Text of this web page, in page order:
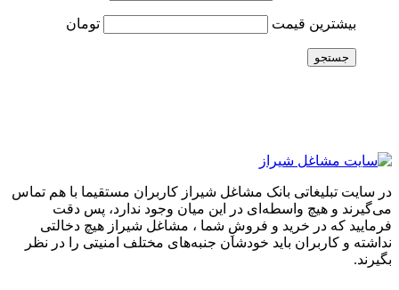
بیشترین قیمت تومان
جستجو
در سایت تبلیغاتی بانک مشاغل شیراز کاربران مستقیما با هم تماس
می‌گیرند و هیچ واسطه‌ای در این میان وجود ندارد، پس دقت
فرمایید که در خرید و فروشِ شما ، مشاغل شیراز هیچ دخالتی
نداشته و کاربران باید خودشان جنبه‌های مختلف امنیتی را در نظر
بگیرند.